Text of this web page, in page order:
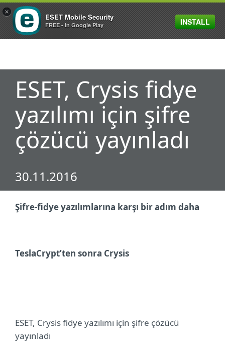
MENU
ESET, Crysis fidye
yazılımı için şifre
çözücü yayınladı
30.11.2016
Şifre-fidye yazılımlarına karşı bir adım daha
TeslaCrypt’ten sonra Crysis
ESET, Crysis fidye yazılımı için şifre çözücü
yayınladı
×
ESET Mobile Security
FREE - In Google Play INSTALL